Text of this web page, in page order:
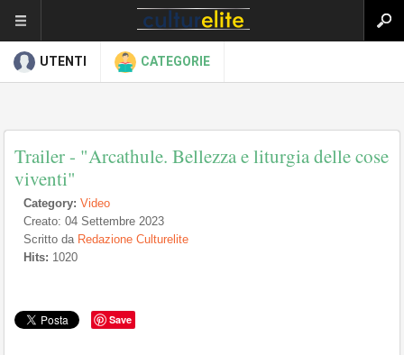
UTENTI CATEGORIE
Trailer - "Arcathule. Bellezza e liturgia delle cose
viventi"
Category: Video
Creato: 04 Settembre 2023
Scritto da Redazione Culturelite
Hits: 1020
Save